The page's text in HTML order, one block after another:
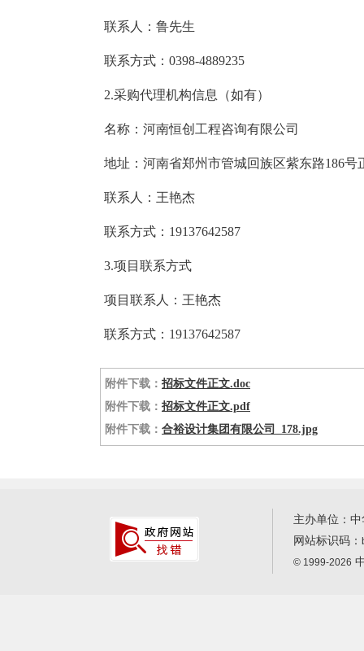
联系人：鲁先生
联系方式：0398-4889235
2.采购代理机构信息（如有）
名称：河南恒创工程咨询有限公司
地址：河南省郑州市管城回族区紫东路186号
联系人：王艳杰
联系方式：19137642587
3.项目联系方式
项目联系人：王艳杰
联系方式：19137642587
附件下载： 招标文件正文.doc
附件下载： 招标文件正文.pdf
附件下载： 合裕设计集团有限公司_178.jpg
主办单位：
网站标识码：
© 1999-2026